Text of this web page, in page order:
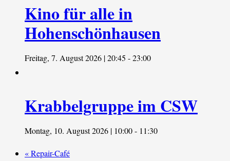
Kino für alle in
Hohenschönhausen
Freitag, 7. August 2026 | 20:45 -23:00
Krabbelgruppe im CSW
Montag, 10. August 2026 | 10:00- 11:30
«Repair-Café